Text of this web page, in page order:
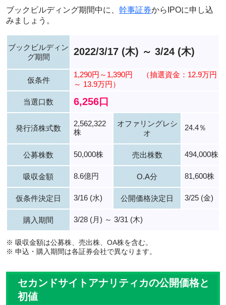
ブックビルディング期間中に、 幹事証券からIPOに申し込
みましょう。
ブックビルディン
グ期間
2022/3/17 (木) ～ 3/24 (木)
仮条件
1,290円～1,390円
（抽選資金：12.9万円
～ 13.9万円）
当選口数 6,256口
発行済株式数
2,562,322
株
オファリングレシ
オ
24.4％
公募株数 50,000株 売出株数 494,000株
吸収金額 8.6億円 O.A分 81,600株
仮条件決定日 3/16 (水) 公開価格決定日 3/25 (金)
購入期間 3/28 (月) ～ 3/31 (木)
※ 吸収金額は公募株、売出株、OA株を含む。
※ 申込・購入期間は各証券会社で異なります。
セカンドサイトアナリティカの公開価格と
初値